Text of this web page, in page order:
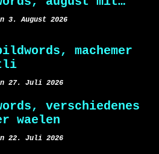
3. August 2026
machemer
27. Juli 2026
verschiedenes
waelen
22. Juli 2026